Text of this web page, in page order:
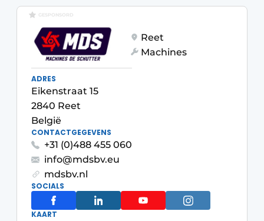
Evenement aanmelden
GreenPro | Platform voor de tuin- en
groenprofessional
Meest gelezen
Nieuwsbrief
Privacy / Cookie statement
Vacature aanmelden
Video’s
GESPONSORD
Reet
Machines
ADRES
Eikenstraat 15
2840 Reet
België
CONTACTGEGEVENS
+31 (0)488 455 060
info@mdsbv.eu
mdsbv.nl
SOCIALS
KAART